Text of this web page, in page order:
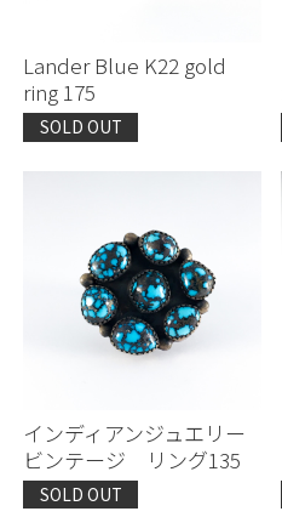
Lander Blue K22 gold
ring 175
SOLD OUT
インディアンジュエリー
ビンテージ リング135
SOLD OUT